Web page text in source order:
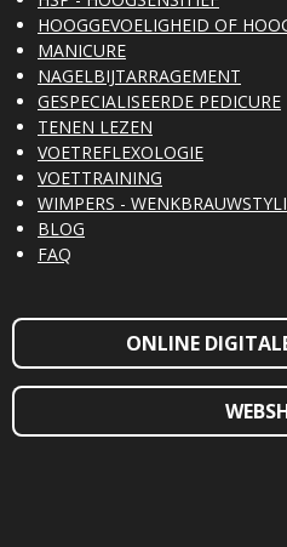
HOOGGEVOELIGHEID OF
MANICURE
NAGELBIJTARRAGEMENT
GESPECIALISEERDE PEDICURE
TENEN LEZEN
VOETREFLEXOLOGIE
VOETTRAINING
WIMPERS -
BLOG
FAQ
ONLINE